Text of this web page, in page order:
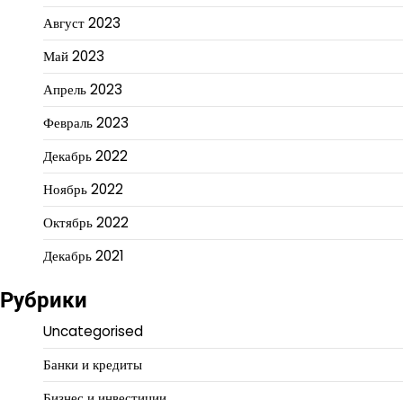
Август 2023
Май 2023
Апрель 2023
Февраль 2023
Декабрь 2022
Ноябрь 2022
Октябрь 2022
Декабрь 2021
Рубрики
Uncategorised
Банки и кредиты